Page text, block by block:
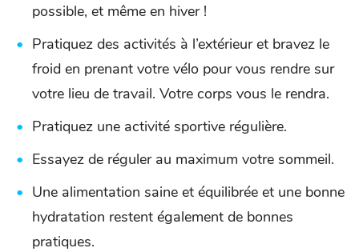
possible, et même en hiver !
Pratiquez des activités à l’extérieur et bravez le
froid en prenant votre vélo pour vous rendre sur
votre lieu de travail. Votre corps vous le rendra.
Pratiquez une activité sportive régulière.
Essayez de réguler au maximum votre sommeil.
Une alimentation saine et équilibrée et une bonne
hydratation restent également de bonnes
pratiques.